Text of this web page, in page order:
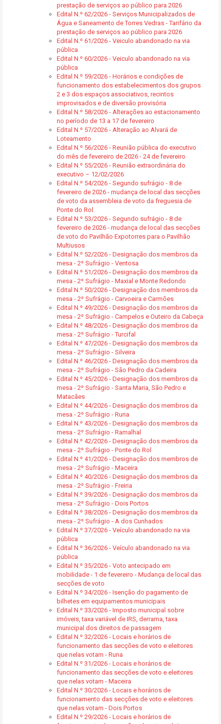
prestação de serviços ao público para 2026
Edital N.º 62/2026 - Serviços Municipalizados de
Água e Saneamento de Torres Vedras - Tarifário da
prestação de serviços ao público para 2026
Edital N.º 61/2026 - Veiculo abandonado na via
pública
Edital N.º 60/2026 - Veiculo abandonado na via
pública
Edital N.º 59/2026 - Horários e condições de
funcionamento dos estabelecimentos dos grupos
2 e 3 dos espaços associativos, recintos
improvisados e de diversão provisória
Edital N.º 58/2026 - Alterações ao estacionamento
no período de 13 a 17 de fevereiro
Edital N.º 57/2026 - Alteração ao Alvará de
Loteamento
Edital N.º 56/2026 - Reunião pública do executivo
do mês de fevereiro de 2026 - 24 de fevereiro
Edital N.º 55/2026 - Reunião extraordinária do
executivo – 12/02/2026
Edital N.º 54/2026 - Segundo sufrágio - 8 de
fevereiro de 2026 - mudança de local das secções
de voto da assembleia de voto da freguesia de
Ponte do Rol
Edital N.º 53/2026 - Segundo sufrágio - 8 de
fevereiro de 2026 - mudança de local das secções
de voto do Pavilhão Expotorres para o Pavilhão
Multiusos
Edital N.º 52/2026 - Designação dos membros da
mesa - 2º Sufrágio - Ventosa
Edital N.º 51/2026 - Designação dos membros da
mesa - 2º Sufrágio - Maxial e Monte Redondo
Edital N.º 50/2026 - Designação dos membros da
mesa - 2º Sufrágio - Carvoeira e Carmões
Edital N.º 49/2026 - Designação dos membros da
mesa - 2º Sufrágio - Campelos e Outeiro da Cabeça
Edital N.º 48/2026 - Designação dos membros da
mesa - 2º Sufrágio - Turcifal
Edital N.º 47/2026 - Designação dos membros da
mesa - 2º Sufrágio - Silveira
Edital N.º 46/2026 - Designação dos membros da
mesa - 2º Sufrágio - São Pedro da Cadeira
Edital N.º 45/2026 - Designação dos membros da
mesa - 2º Sufrágio - Santa Maria, São Pedro e
Matacães
Edital N.º 44/2026 - Designação dos membros da
mesa - 2º Sufrágio - Runa
Edital N.º 43/2026 - Designação dos membros da
mesa - 2º Sufrágio - Ramalhal
Edital N.º 42/2026 - Designação dos membros da
mesa - 2º Sufrágio - Ponte do Rol
Edital N.º 41/2026 - Designação dos membros de
mesa - 2º Sufrágio - Maceira
Edital N.º 40/2026 - Designação dos membros da
mesa - 2º Sufrágio - Freiria
Edital N.º 39/2026 - Designação dos membros da
mesa - 2º Sufrágio - Dois Portos
Edital N.º 38/2026 - Designação dos membros da
mesa - 2º Sufrágio - A dos Cunhados
Edital N.º 37/2026 - Veículo abandonado na via
pública
Edital N.º 36/2026 - Veículo abandonado na via
pública
Edital N.º 35/2026 - Voto antecipado em
mobilidade - 1 de fevereiro - Mudança de local das
secções de voto
Edital N.º 34/2026 - Isenção do pagamento de
bilhetes em equipamentos municipais
Edital N.º 33/2026 - Imposto municipal sobre
imóveis, taxa variável de IRS, derrama, taxa
municipal dos direitos de passagem
Edital N.º 32/2026 - Locais e horários de
funcionamento das secções de voto e eleitores
que nelas votam - Runa
Edital N.º 31/2026 - Locais e horários de
funcionamento das secções de voto e eleitores
que nelas votam - Maceira
Edital N.º 30/2026 - Locais e horários de
funcionamento das secções de voto e eleitores
que nelas votam - Dois Portos
Edital N.º 29/2026 - Locais e horários de